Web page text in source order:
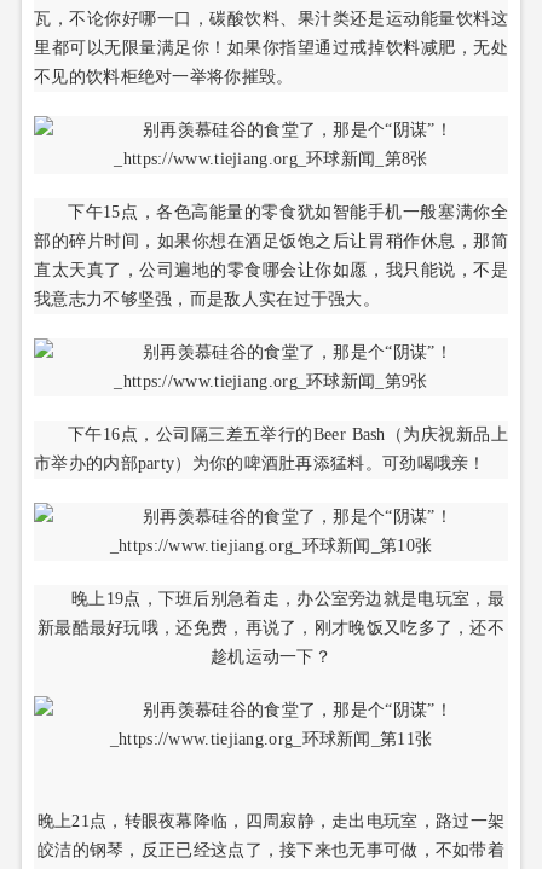
瓦，不论你好哪一口，碳酸饮料、果汁类还是运动能量饮料这
里都可以无限量满足你！如果你指望通过戒掉饮料减肥，无处
不见的饮料柜绝对一举将你摧毁。
下午15点，各色高能量的零食犹如智能手机一般塞满你全
部的碎片时间，如果你想在酒足饭饱之后让胃稍作休息，那简
直太天真了，公司遍地的零食哪会让你如愿，我只能说，不是
我意志力不够坚强，而是敌人实在过于强大。
下午16点，公司隔三差五举行的Beer Bash（为庆祝新品上
市举办的内部party）为你的啤酒肚再添猛料。可劲喝哦亲！
晚上19点，下班后别急着走，办公室旁边就是电玩室，最
新最酷最好玩哦，还免费，再说了，刚才晚饭又吃多了，还不
趁机运动一下？
晚上21点，转眼夜幕降临，四周寂静，走出电玩室，路过一架
皎洁的钢琴，反正已经这点了，接下来也无事可做，不如带着